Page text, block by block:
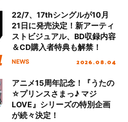
22/7、17thシングルが10月
21日に発売決定！新アーティ
ストビジュアル、BD収録内容
＆CD購入者特典も解禁！
NEWS 2026.08.04
アニメ15周年記念！『うたの
☆プリンスさまっ♪ マジ
LOVE』シリーズの特別企画
が続々決定！